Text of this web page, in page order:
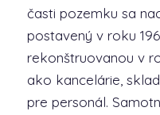
časti pozemku sa
postavený v roku
rekonštruovanou v
ako kancelárie,
pre personál.